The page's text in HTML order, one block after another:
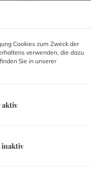
Cookies zum Zweck der
verwenden, die dazu
Sie in unserer
aktiv
inaktiv